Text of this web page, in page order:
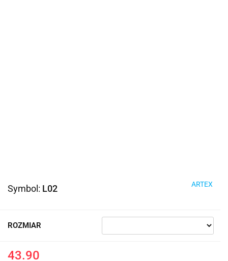
Symbol: L02 ARTEX
ROZMIAR
43.90